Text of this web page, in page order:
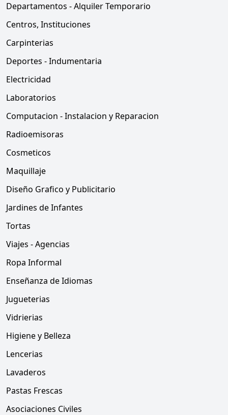
Departamentos - Alquiler Temporario
Centros, Instituciones
Carpinterias
Deportes - Indumentaria
Electricidad
Laboratorios
Computacion - Instalacion y Reparacion
Radioemisoras
Cosmeticos
Maquillaje
Diseño Grafico y Publicitario
Jardines de Infantes
Tortas
Viajes - Agencias
Ropa Informal
Enseñanza de Idiomas
Jugueterias
Vidrierias
Higiene y Belleza
Lencerias
Lavaderos
Pastas Frescas
Asociaciones Civiles